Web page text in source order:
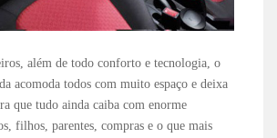
além de todo conforto e tecnologia, o
acomoda todos com muito espaço e deixa
que tudo ainda caiba com enorme
filhos, parentes, compras e o que mais